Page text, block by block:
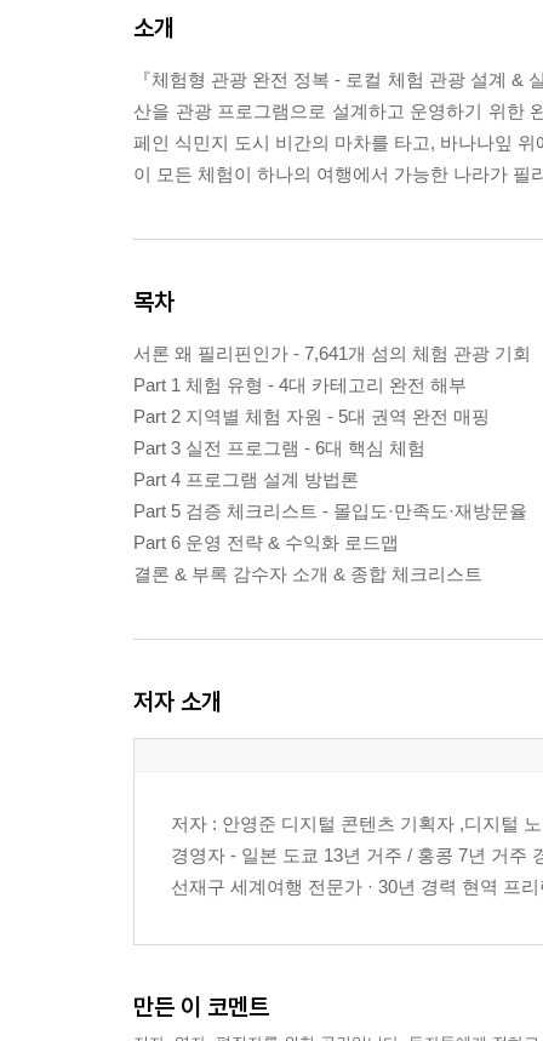
소개
『체험형 관광 완전 정복 - 로컬 체험 관광 설계 &
산을 관광 프로그램으로 설계하고 운영하기 위한
페인 식민지 도시 비간의 마차를 타고, 바나나잎
이 모든 체험이 하나의 여행에서 가능한 나라가 필
목차
서론 왜 필리핀인가 - 7,641개 섬의 체험 관광 기회
Part 1 체험 유형 - 4대 카테고리 완전 해부
Part 2 지역별 체험 자원 - 5대 권역 완전 매핑
Part 3 실전 프로그램 - 6대 핵심 체험
Part 4 프로그램 설계 방법론
Part 5 검증 체크리스트 - 몰입도·만족도·재방문율
Part 6 운영 전략 & 수익화 로드맵
결론 & 부록 감수자 소개 & 종합 체크리스트
저자 소개
저자 : 안영준 디지털 콘텐츠 기획자 ,디지털
경영자 - 일본 도쿄 13년 거주 / 홍콩 7년 거주
선재구 세계여행 전문가 · 30년 경력 현역 프
만든 이 코멘트